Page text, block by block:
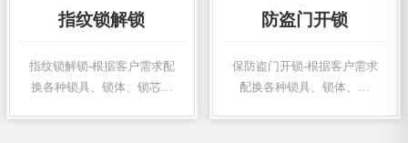
指纹锁解锁
指纹锁解锁-根据客户需求配
换各种锁具、锁体、锁芯，
防盗门开锁
保防盗门开锁-根据客户需求
配换各种锁具、锁体、锁